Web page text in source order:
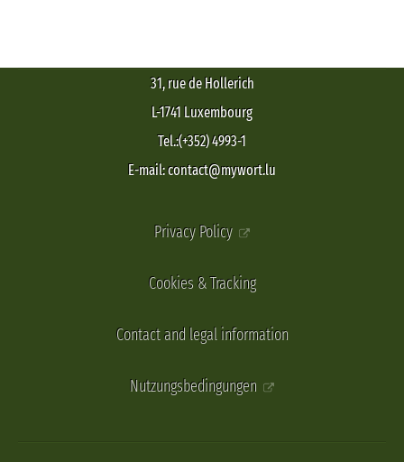
31, rue de Hollerich
L-1741 Luxembourg
Tel.:(+352) 4993-1
E-mail: contact@mywort.lu
Privacy Policy
Cookies & Tracking
Contact and legal information
Nutzungsbedingungen